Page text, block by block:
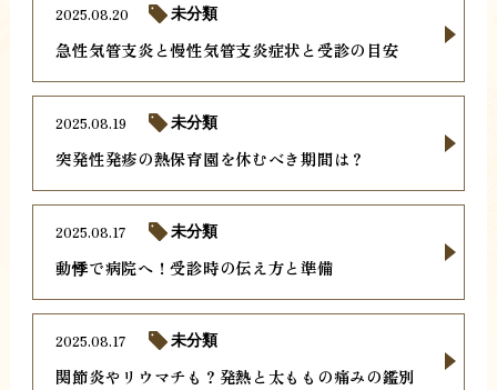
急性気管支炎と慢性気管支炎症状と受診の目安
2025.08.20 未分類
突発性発疹の熱保育園を休むべき期間は？
2025.08.19 未分類
動悸で病院へ！受診時の伝え方と準備
2025.08.17 未分類
関節炎やリウマチも？発熱と太ももの痛みの鑑別
2025.08.17 未分類